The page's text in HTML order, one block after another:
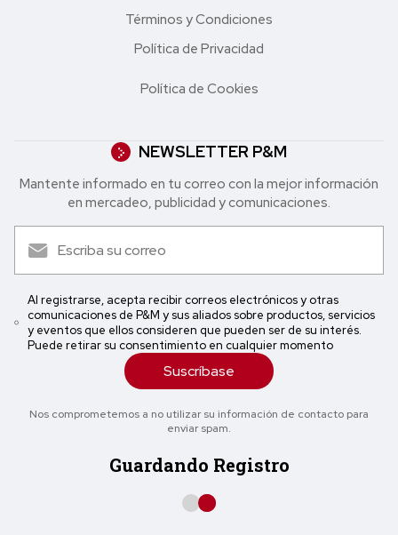
Términos y Condiciones
Política de Privacidad
Política de Cookies
NEWSLETTER P&M
Mantente informado en tu correo con la mejor in formación
en mercadeo, publicidad y comunicaciones.
Al registrarse, acepta recibir correos electrónicos y otras
comunicaciones de P&M y sus aliados sobre productos, servicios
y eventos que ellos consideren que pueden ser de su interés.
Puede retirar su consentimiento en cualquier momento
Suscríbase
Nos comprometemos a no utilizar su información de contacto para
enviar spam.
Guardando Registro